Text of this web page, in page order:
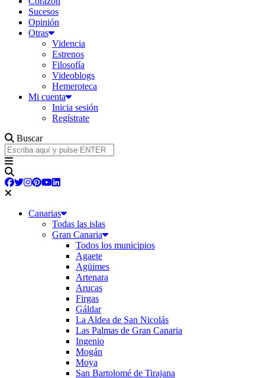
Sucesos
Opinión
Otras
Videncia
Estrenos
Filosofía
Videoblogs
Hemeroteca
Mi cuenta
Inicia sesión
Regístrate
Buscar
Canarias
Todas las islas
Gran Canaria
Todos los municipios
Agaete
Agüimes
Artenara
Arucas
Firgas
Gáldar
La Aldea de San Nicolás
Las Palmas de Gran Canaria
Ingenio
Mogán
Moya
San Bartolomé de Tirajana